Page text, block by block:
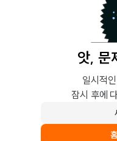
앗, 문
일시적
잠시 후에